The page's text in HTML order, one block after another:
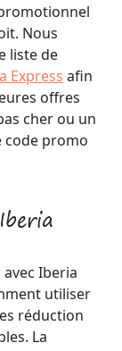
Nous
liste de
Express afin
offres
cher ou un
code promo
Iberia
utiliser
réduction
La